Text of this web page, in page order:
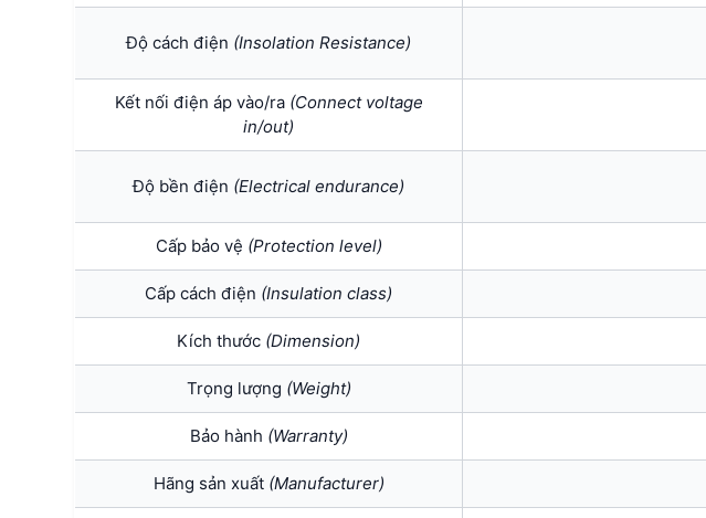
Độ cách điện (Insolation Resistance)
Kết nối điện áp vào/ra (Connect voltage
in/out)
Độ bền điện (Electrical endurance)
Cấp bảo vệ (Protection level)
Cấp cách điện (Insulation class)
Kích thước (Dimension)
Trọng lượng (Weight)
Bảo hành (Warranty)
Hãng sản xuất (Manufacturer)